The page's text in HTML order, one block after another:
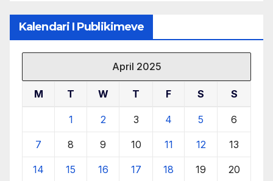
Kalendari I Publikimeve
April 2025
M T W T F S S
1 2 3 4 5 6
7 8 9 10 11 12 13
14 15 16 17 18 19 20